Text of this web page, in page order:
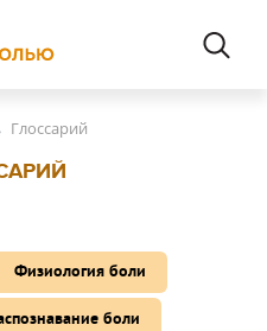
Глоссарий
Физиология боли
боли